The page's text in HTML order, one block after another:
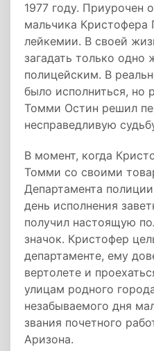
1977 году. Приурочен
мальчика Кристофера
лейкемии. В своей
загадать только одно
полицейским. В
было исполниться, но
Томми Остин решил
несправедливую
В момент, когда
Томми со своими
Департамента
день исполнения
получил настоящую
значок. Кристофер
департаменте, ему
вертолете и
улицам родного
незабываемого дня
звания почетного
Аризона.